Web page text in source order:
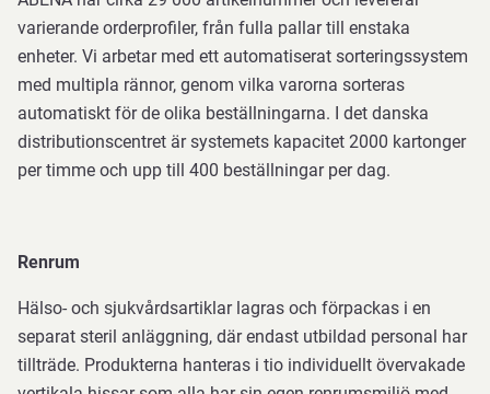
varierande orderprofiler, från fulla pallar till enstaka
enheter. Vi arbetar med ett automatiserat sorteringssystem
med multipla rännor, genom vilka varorna sorteras
automatiskt för de olika beställningarna. I det danska
distributionscentret är systemets kapacitet 2000 kartonger
per timme och upp till 400 beställningar per dag.
Renrum
Hälso- och sjukvårdsartiklar lagras och förpackas i en
separat steril anläggning, där endast utbildad personal har
tillträde. Produkterna hanteras i tio individuellt övervakade